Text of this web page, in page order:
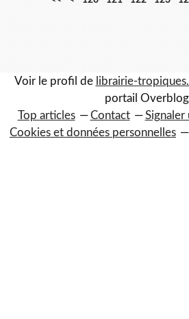
Voir le profil de librairie-
portail Overblog
Top articles
Contact Signaler
Cookies et données personnelles